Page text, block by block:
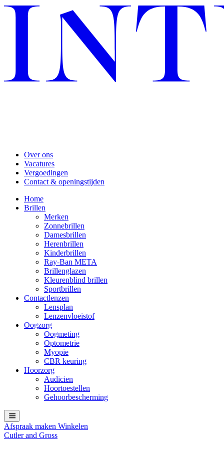
Over ons
Vacatures
Vergoedingen
Contact & openingstijden
Home
Brillen
Merken
Zonnebrillen
Damesbrillen
Herenbrillen
Kinderbrillen
Ray-Ban META
Brillenglazen
Kleurenblind brillen
Sportbrillen
Contactlenzen
Lensplan
Lenzenvloeistof
Oogzorg
Oogmeting
Optometrie
Myopie
CBR keuring
Hoorzorg
Audicien
Hoortoestellen
Gehoorbescherming
Afspraak maken Winkelen
Cutler and Gross